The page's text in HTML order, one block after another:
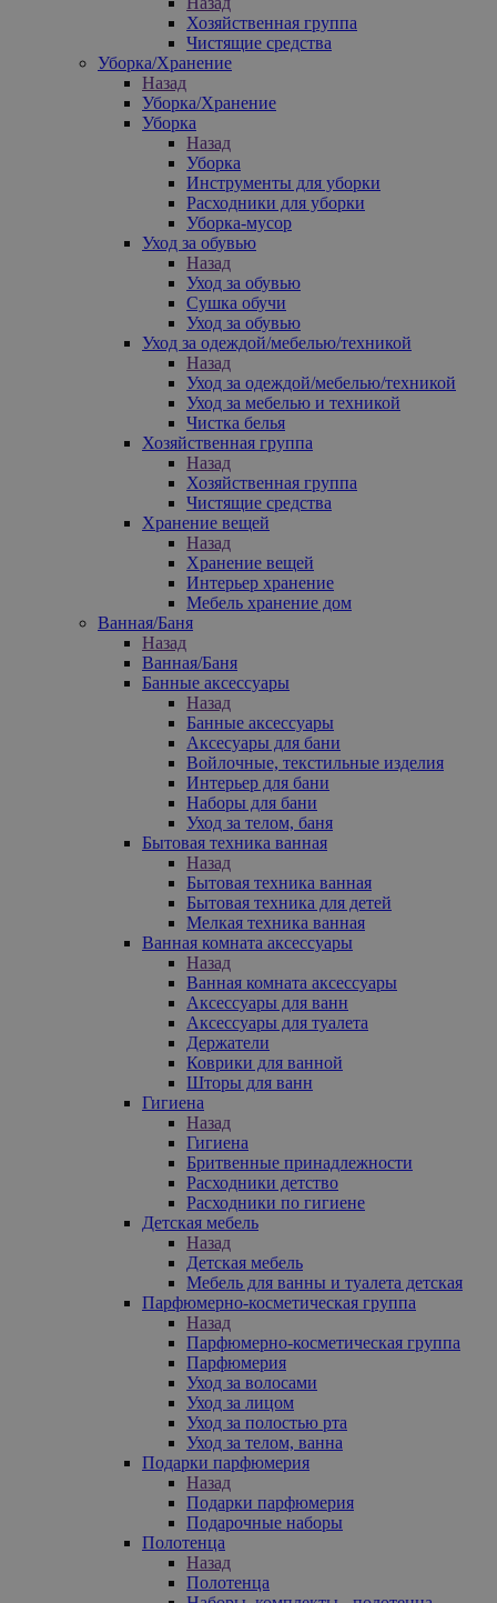
Хозяйственная группа
Чистящие средства
Уборка/Хранение
Назад
Уборка/Хранение
Уборка
Назад
Уборка
Инструменты для уборки
Расходники для уборки
Уборка-мусор
Уход за обувью
Назад
Уход за обувью
Сушка обучи
Уход за обувью
Уход за одеждой/мебелью/техникой
Назад
Уход за одеждой/мебелью/техникой
Уход за мебелью и техникой
Чистка белья
Хозяйственная группа
Назад
Хозяйственная группа
Чистящие средства
Хранение вещей
Назад
Хранение вещей
Интерьер хранение
Мебель хранение дом
Ванная/Баня
Назад
Ванная/Баня
Банные аксессуары
Назад
Банные аксессуары
Аксесуары для бани
Войлочные, текстильные изделия
Интерьер для бани
Наборы для бани
Уход за телом, баня
Бытовая техника ванная
Назад
Бытовая техника ванная
Бытовая техника для детей
Мелкая техника ванная
Ванная комната аксессуары
Назад
Ванная комната аксессуары
Аксессуары для ванн
Аксессуары для туалета
Держатели
Коврики для ванной
Шторы для ванн
Гигиена
Назад
Гигиена
Бритвенные принадлежности
Расходники детство
Расходники по гигиене
Детская мебель
Назад
Детская мебель
Мебель для ванны и туалета детская
Парфюмерно-косметическая группа
Назад
Парфюмерно-косметическая группа
Парфюмерия
Уход за волосами
Уход за лицом
Уход за полостью рта
Уход за телом, ванна
Подарки парфюмерия
Назад
Подарки парфюмерия
Подарочные наборы
Полотенца
Назад
Полотенца